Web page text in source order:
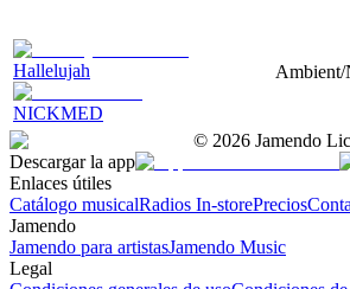
Hallelujah
NICKMED
Ambient/
© 2026 Jamendo
Descargar la app
Enlaces útiles
Catálogo musicalRadios In-storePrecios
Jamendo
Jamendo para artistasJamendo Music
Legal